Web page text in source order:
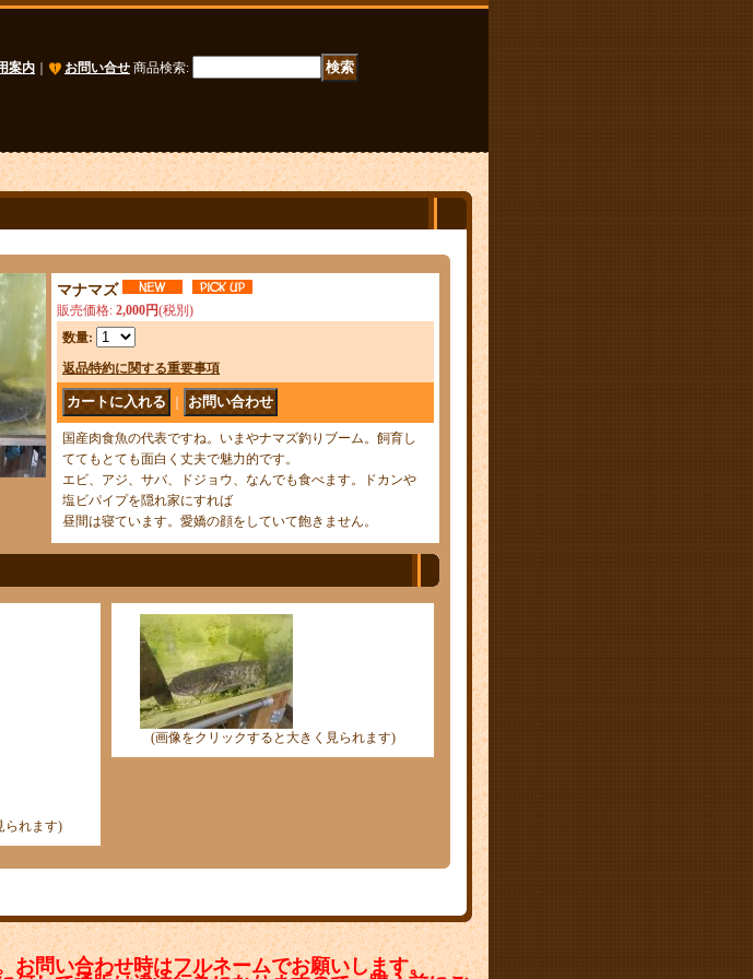
案内 お問い合せ 商品検索:
マナマズ
販売価格: 2,000円(税別)
数量:
返品特約に関する重要事項
国産肉食魚の代表ですね。いまやナマズ釣りブーム。飼育し
ててもとても面白く丈夫で魅力的です。
エビ、アジ、サバ、ドジョウ、なんでも食べます。ドカンや
塩ビパイプを隠れ家にすれば
昼間は寝ています。愛嬌の顔をしていて飽きません。
られます)
(画像をクリックすると大きく見られます)
お問い合わせ時はフルネームでお願いします。